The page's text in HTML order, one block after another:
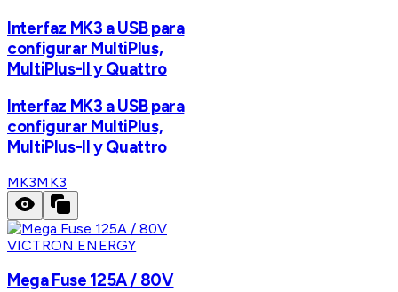
Interfaz MK3 a USB para
configurar MultiPlus,
MultiPlus-II y Quattro
Interfaz MK3 a USB para
configurar MultiPlus,
MultiPlus-II y Quattro
MK3MK3
VICTRON ENERGY
Mega Fuse 125A / 80V